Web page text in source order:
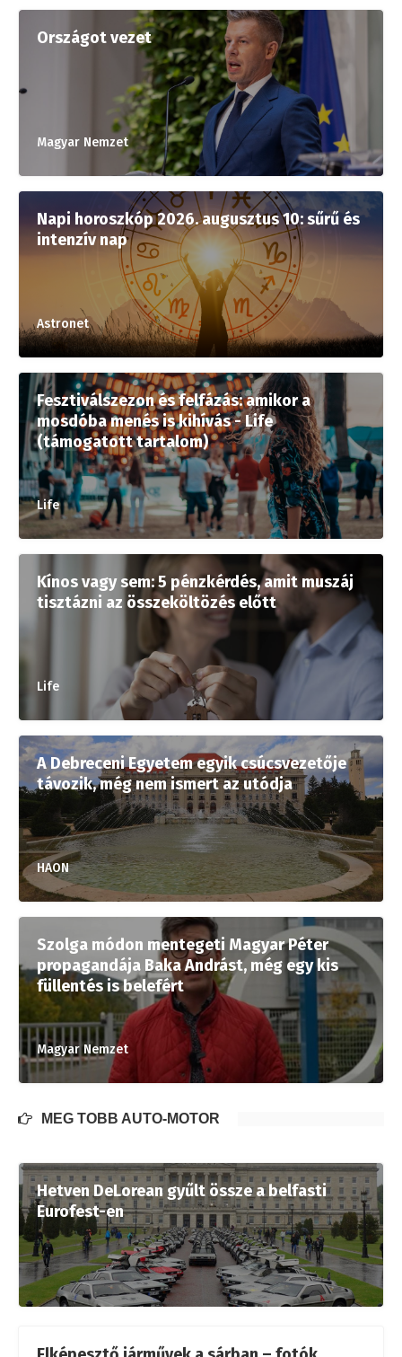
Országot vezet
Magyar Nemzet
Napi horoszkóp 2026. augusztus 10: sűrű és
intenzív nap
Astronet
Fesztiválszezon és felfázás: amikor a
mosdóba menés is kihívás - Life
(támogatott tartalom)
Life
Kínos vagy sem: 5 pénzkérdés, amit muszáj
tisztázni az összeköltözés előtt
Life
A Debreceni Egyetem egyik csúcsvezetője
távozik, még nem ismert az utódja
HAON
Szolga módon mentegeti Magyar Péter
propagandája Baka Andrást, még egy kis
füllentés is belefért
Magyar Nemzet
MÉG TÖBB AUTÓ-MOTOR
Hetven DeLorean gyűlt össze a belfasti
Eurofest-en